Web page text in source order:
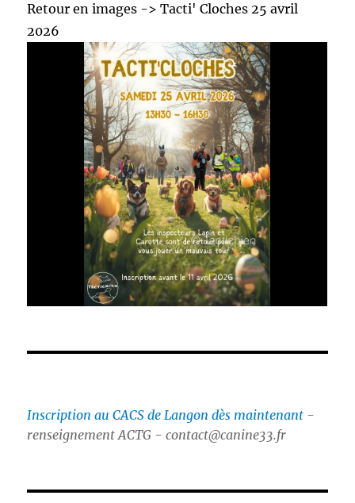
Retour en images -> Tacti' Cloches 25 avril
2026
Inscription au CACS de Langon dès maintenant -
renseignement ACTG - contact@canine33.fr